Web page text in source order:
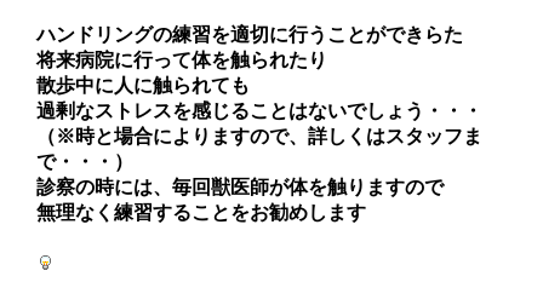
ハンドリングの練習を適切に行うことができらた
将来病院に行って体を触られたり
散歩中に人に触られても
過剰なストレスを感じることはないでしょう・・・
（※時と場合によりますので、詳しくはスタッフま
で・・・）
診察の時には、毎回獣医師が体を触りますので
無理なく練習することをお勧めします